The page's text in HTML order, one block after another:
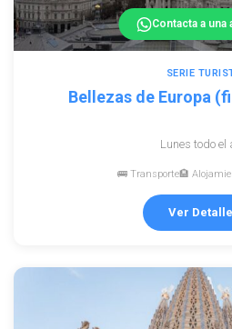
Contacta a una
SERIE
Bellezas de Europa
Lunes todo el
🚌 Transporte🏨
Ver